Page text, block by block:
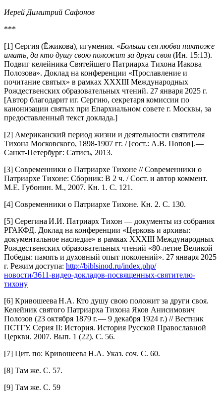
Иерей Димитрий Сафонов
***
[1] Сергия (Ёжикова), игумения. «Больши сея любви никтоже
имать, да кто душу свою положит за други своя (Ин. 15:13).
Подвиг келейника Святейшего Патриарха Тихона Иакова
Полозова». Доклад на конференции «Прославление и
почитание святых» в рамках XXXIII Международных
Рождественских образовательных чтений. 27 января 2025 г.
[Автор благодарит иг. Сергию, секретаря комиссии по
канонизации святых при Епархиальном совете г. Москвы, за
предоставленный текст доклада.]
[2] Американский период жизни и деятельности святителя
Тихона Московского, 1898-1907 гг. / [сост.: А.В. Попов]. —
Санкт-­Петербург: Сатисъ, 2013.
[3] Современники о Патриархе Тихоне // Современники о
Патриархе Тихоне: Сборник: В 2 ч. / Сост. и автор коммент.
М.Е. Губонин. М., 2007. Кн. 1. С. 121.
[4] Современники о Патриархе Тихоне. Кн. 2. С. 130.
[5] Серегина И.И. Патриарх Тихон — документы из собрания
РГАКФД. Доклад на конференции «Церковь и архивы:
документальное наследие» в рамках XXXIII Международных
Рождественских образовательных чтений «80‑летие Великой
Победы: память и духовный опыт поколений». 27 января 2025
г. Режим доступа: http://biblsinod.ru/index.php/
новости/3611‑видео-­докладов-посвященных-­святителю-
тихону
[6] Кривошеева Н.А. Кто душу свою положит за други своя.
Келейник святого Патриарха Тихона Яков Анисимович
Полозов (23 октября 1879 г. — 9 декабря 1924 г.) // Вестник
ПСТГУ. Серия II: История. История Русской Православной
Церкви. 2007. Вып. 1 (22). С. 56.
[7] Цит. по: Кривошеева Н.А. Указ. соч. С. 60.
[8] Там же. С. 57.
[9] Там же. С. 59